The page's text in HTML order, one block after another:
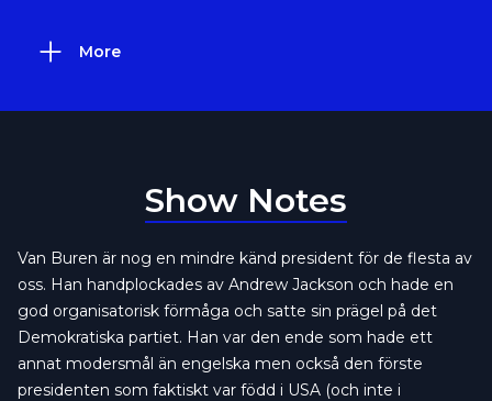
More
Show Notes
Van Buren är nog en mindre känd president för de flesta av
oss. Han handplockades av Andrew Jackson och hade en
god organisatorisk förmåga och satte sin prägel på det
Demokratiska partiet. Han var den ende som hade ett
annat modersmål än engelska men också den förste
presidenten som faktiskt var född i USA (och inte i